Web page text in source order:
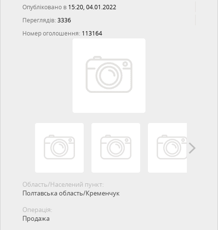
Опубліковано в 15:20, 04.01.2022
Переглядів: 3336
Номер оголошення: 113164
Область/Населений пункт:
Полтавська область/Кременчук
Операція:
Продажа